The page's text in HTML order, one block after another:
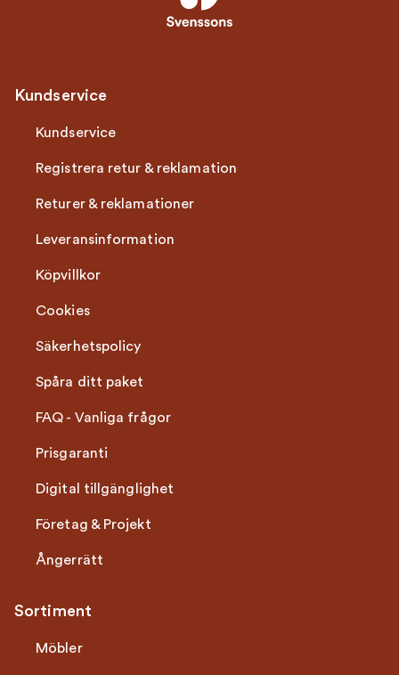
Kundservice
Kundservice
Registrera retur & reklamation
Returer & reklamationer
Leveransinformation
Köpvillkor
Cookies
Säkerhetspolicy
Spåra ditt paket
FAQ - Vanliga frågor
Prisgaranti
Digital tillgänglighet
Företag & Projekt
Ångerrätt
Sortiment
Möbler